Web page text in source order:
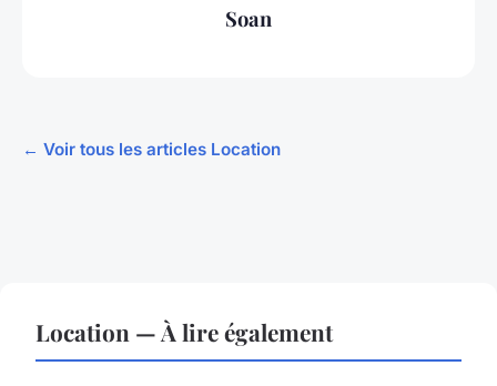
Soan
← Voir tous les articles Location
Location — À lire également